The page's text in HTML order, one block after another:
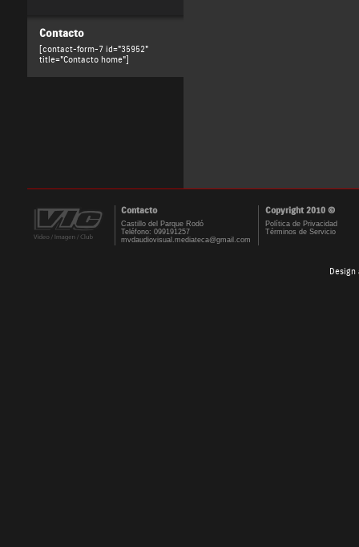
Contacto
[contact-form-7 id="35952"
title="Contacto home"]
Contacto Copyright 2010 ©
Castillo del Parque Rodó
Teléfono: 099191257
mvdaudiovisual.mediateca@gmail.com
Política de Privacidad
Términos de Servicio